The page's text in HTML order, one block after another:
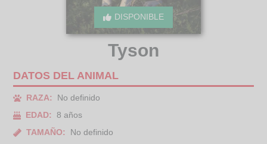
DISPONIBLE
Tyson
DATOS DEL ANIMAL
RAZA:
No definido
EDAD:
8 años
TAMAÑO:
No definido